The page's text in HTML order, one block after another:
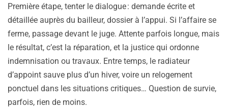
Première étape, tenter le dialogue : demande écrite et
détaillée auprès du bailleur, dossier à l’appui. Si l’affaire se
ferme, passage devant le juge. Attente parfois longue, mais
le résultat, c’est la réparation, et la justice qui ordonne
indemnisation ou travaux. Entre temps, le radiateur
d’appoint sauve plus d’un hiver, voire un relogement
ponctuel dans les situations critiques… Question de survie,
parfois, rien de moins.